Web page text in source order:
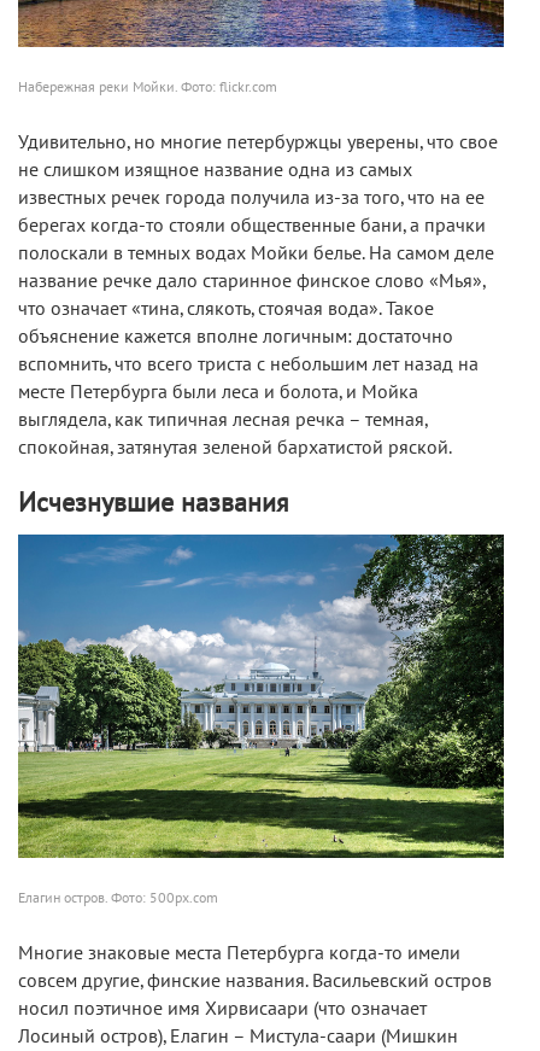
Набережная реки Мойки. Фото: flickr.com
Удивительно, но многие петербуржцы уверены, что свое
не слишком изящное название одна из самых
известных речек города получила из-за того, что на ее
берегах когда-то стояли общественные бани, а прачки
полоскали в темных водах Мойки белье. На самом деле
название речке дало старинное финское слово «Мья»,
что означает «тина, слякоть, стоячая вода». Такое
объяснение кажется вполне логичным: достаточно
вспомнить, что всего триста с небольшим лет назад на
месте Петербурга были леса и болота, и Мойка
выглядела, как типичная лесная речка – темная,
спокойная, затянутая зеленой бархатистой ряской.
Исчезнувшие названия
Елагин остров. Фото: 500px.com
Многие знаковые места Петербурга когда-то имели
совсем другие, финские названия. Васильевский остров
носил поэтичное имя Хирвисаари (что означает
Лосиный остров), Елагин – Мистула-саари (Мишкин